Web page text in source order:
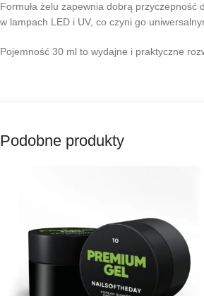
Formuła żelu zapewnia dobrą
w lampach LED i UV, co czyni go
Pojemność 30 ml to wydajne i praktyczne
Podobne produkty